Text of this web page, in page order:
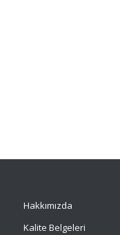
Hakkımızda
Kalite Belgeleri